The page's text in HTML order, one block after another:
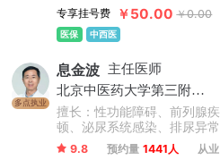
专享挂号费
￥50.00 ￥0.00
医保 中西医
多点执业
息金波 主任医师
北京中医药大学第三附属医院
擅长：性功能障碍、前列腺
顿、泌尿系统感染、排尿异
染、男性不育症、睾丸疾病。
9.8 预约量 1441人 从业